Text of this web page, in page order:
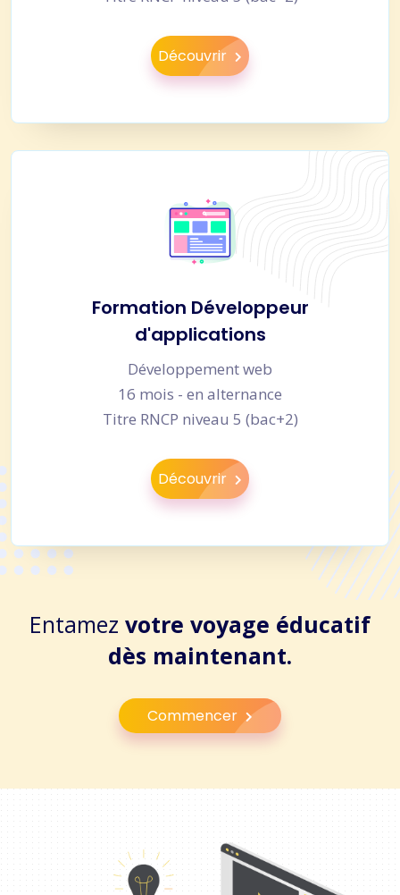
Découvrir
Formation Développeur
d'applications
Développement web
16 mois - en alternance
Titre RNCP niveau 5 (bac+2)
Découvrir
Entamez votre voyage éducatif
dès maintenant.
Commencer